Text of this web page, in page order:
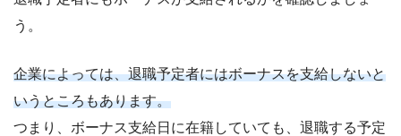
う。
企業によっては、退職予定者にはボーナスを支給しないと
いうところもあります。
つまり、ボーナス支給日に在籍していても、退職する予定